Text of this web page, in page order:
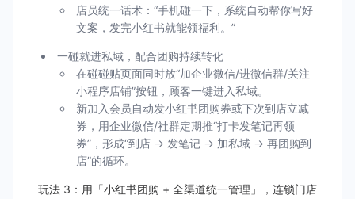
店员统一话术：“手机碰一下，系统自动帮你写好
文案，发完小红书就能领福利。”
一碰就进私域，配合团购持续转化
在碰碰贴页面同时放“加企业微信/进微信群/关注
小程序店铺”按钮，顾客一键进入私域。
新加入会员自动发小红书团购券或下次到店立减
券，用企业微信/社群定期推“打卡发笔记再领
券”，形成“到店 → 发笔记 → 加私域 → 再团购到
店”的循环。
玩法 3：用「小红书团购 + 全渠道统一管理」，连锁门店